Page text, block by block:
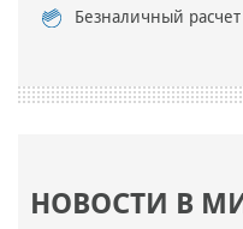
Безналичный расчет
НОВОСТИ В